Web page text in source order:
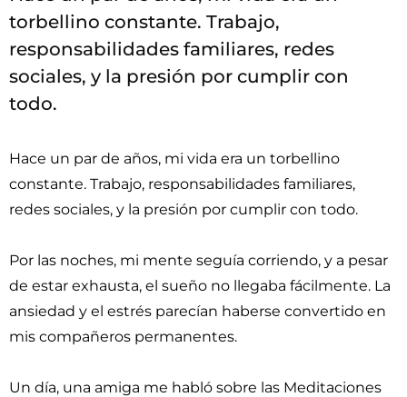
torbellino constante. Trabajo,
responsabilidades familiares, redes
sociales, y la presión por cumplir con
todo.
Hace un par de años, mi vida era un torbellino
constante. Trabajo, responsabilidades familiares,
redes sociales, y la presión por cumplir con todo.
Por las noches, mi mente seguía corriendo, y a pesar
de estar exhausta, el sueño no llegaba fácilmente. La
ansiedad y el estrés parecían haberse convertido en
mis compañeros permanentes.
Un día, una amiga me habló sobre las Meditaciones